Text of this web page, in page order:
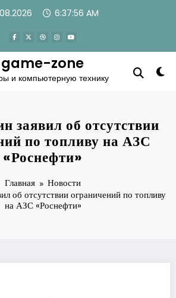
6:37:57 AM
game-zone
и компьютерную технику
заявил об отсутствии
по топливу на АЗС
«Роснефти»
Главная
Новости
об отсутствии ограничений по топливу
на АЗС «Роснефти»